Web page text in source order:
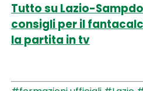
Tutto su Lazio-
consigli per il
la partita in tv